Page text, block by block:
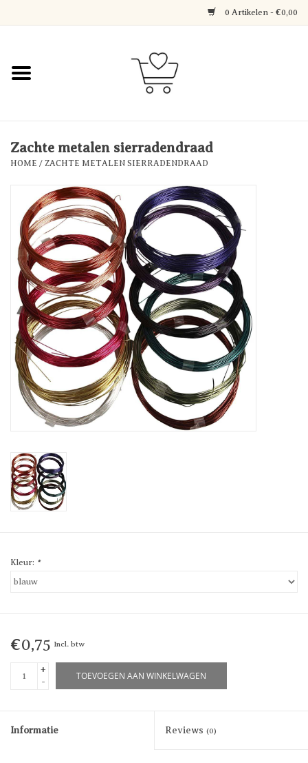
0 Artikelen - €0,00
Home
Decoratie
Corner
Zachte metalen sierradendraad
HOME / ZACHTE METALEN SIERRADENDRAAD
Kleur: *
€0,75 Incl. btw
+
-
TOEVOEGEN AAN WINKELWAGEN
Informatie Reviews (0)